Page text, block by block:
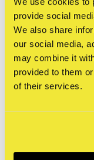
provide social
We also share
our social media,
may combine it
provided to them
of their services.